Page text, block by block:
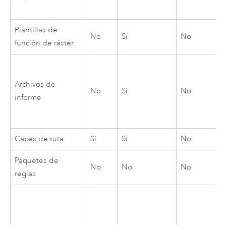
Plantillas de
función de ráster
No Sí No
Archivos de
informe
No Sí No
Capas de ruta Sí Sí No
Paquetes de
reglas
No No No